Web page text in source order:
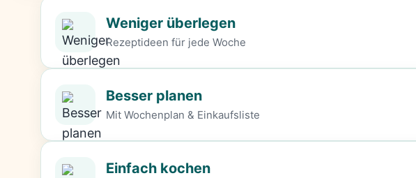
Weniger überlegen
Rezeptideen für jede Woche
Besser planen
Mit Wochenplan & Einkaufsliste
Einfach kochen